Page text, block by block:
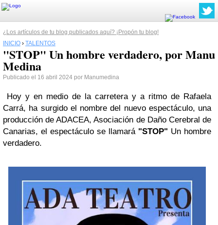
¿Los artículos de tu blog publicados aquí? ¡Propón tu blog!
INICIO › TALENTOS
"STOP" Un hombre verdadero, por Manu
Medina
Publicado el 16 abril 2024 por Manumedina
Hoy y en medio de la carretera y a ritmo de Rafaela
Carrá, ha surgido el nombre del nuevo espectáculo, una
producción de ADACEA, Asociación de Daño Cerebral de
Canarias, el espectáculo se llamará "STOP" Un hombre
verdadero.